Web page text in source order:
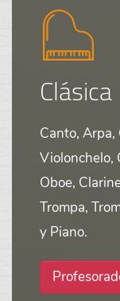
Clásica
Canto,
Violonchelo,
Oboe,
Trompa,
y Piano.